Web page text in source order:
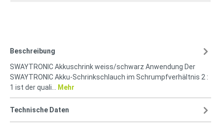
Beschreibung
SWAYTRONIC Akkuschrink weiss/schwarz Anwendung Der
SWAYTRONIC Akku-Schrinkschlauch im Schrumpfverhältnis 2 :
1 ist der quali…
Mehr
Technische Daten